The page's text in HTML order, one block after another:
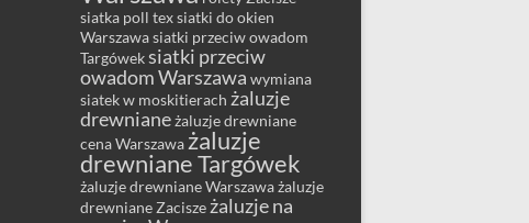
siatka poll tex siatki do okien
Warszawa siatki przeciw owadom
Targówek siatki przeciw
owadom Warszawa wymiana
siatek w moskitierach żaluzje
drewniane żaluzje drewniane
cena Warszawa żaluzje
drewniane Targówek
żaluzje drewniane Warszawa żaluzje
drewniane Zacisze żaluzje na